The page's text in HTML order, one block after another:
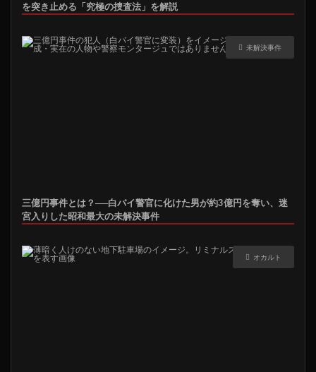
を突き止める「究極の捜査法」を解説
未解決事件
三億円事件とは？──白バイ警官に化けた男が約3億円を奪い、迷
宮入りした昭和最大の未解決事件
オカルト